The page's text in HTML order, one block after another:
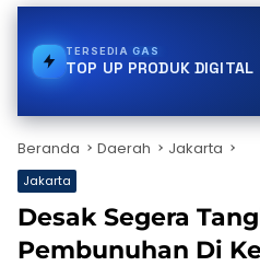
TERSEDIAPDAM
TOP UP PRODUK DIGITAL
Beranda Daerah Jakarta
Jakarta
Desak Segera
Pembunuhan Di